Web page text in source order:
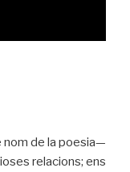
nom de la poesia—
relacions; ens